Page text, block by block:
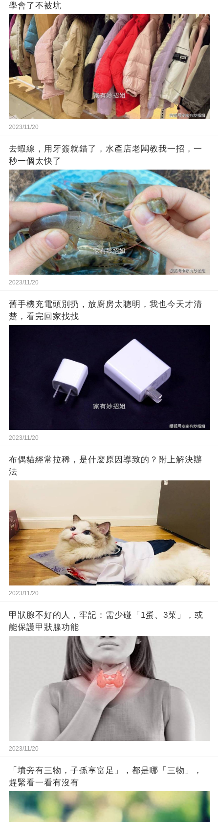
學會了不被坑
2023/11/20
去蝦線，用牙簽就錯了，水產店老闆教我一招，一
秒一個太快了
2023/11/20
舊手機充電頭別扔，放廚房太聰明，我也今天才清
楚，看完回家找找
2023/11/20
布偶貓經常拉稀，是什麼原因導致的？附上解決辦
法
2023/11/20
甲狀腺不好的人，牢記：需少碰「1蛋、3菜」，或
能保護甲狀腺功能
2023/11/20
「墳旁有三物，子孫享富足」，都是哪「三物」，
趕緊看一看有沒有